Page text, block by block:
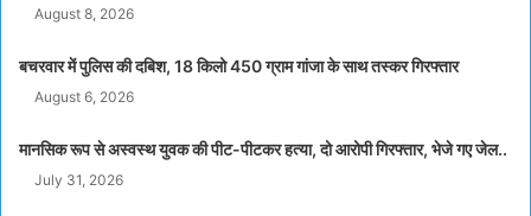
August 8, 2026
बचरवार में पुलिस की दबिश, 18 किलो 450 ग्राम गांजा के साथ तस्कर गिरफ्तार
August 6, 2026
मानसिक रूप से अस्वस्थ युवक की पीट-पीटकर हत्या, दो आरोपी गिरफ्तार, भेजे गए जेल..
July 31, 2026